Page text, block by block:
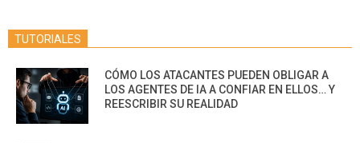
TUTORIALES
CÓMO LOS ATACANTES PUEDEN OBLIGAR A
LOS AGENTES DE IA A CONFIAR EN ELLOS… Y
REESCRIBIR SU REALIDAD